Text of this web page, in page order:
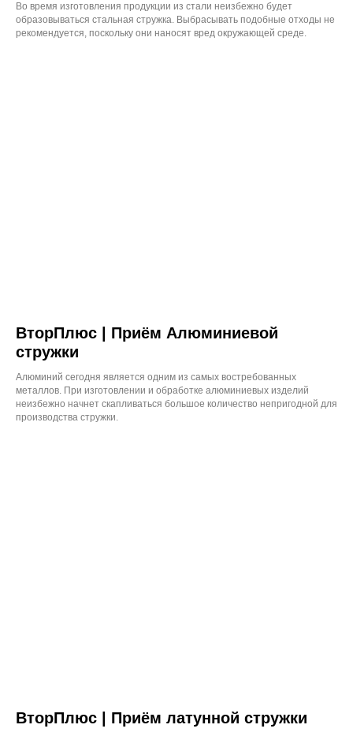
Во время изготовления продукции из стали неизбежно будет
образовываться стальная стружка. Выбрасывать подобные отходы не
рекомендуется, поскольку они наносят вред окружающей среде.
ВторПлюс | Приём Алюминиевой
стружки
Алюминий сегодня является одним из самых востребованных
металлов. При изготовлении и обработке алюминиевых изделий
неизбежно начнет скапливаться большое количество непригодной для
производства стружки.
ВторПлюс | Приём латунной стружки